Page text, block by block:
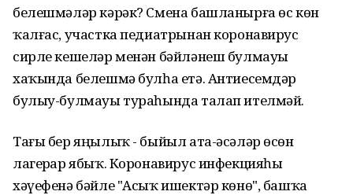
белешмәләр кәрәк? Смена башланырға өс көн
ҡалғас, участка педиатрынан коронавирус
сирле кешеләр менән бәйләнеш булмауы
хаҡында белешмә булһа етә. Антиесемдәр
булыу-булмауы тураһында талап ителмәй.
Тағы бер яңылыҡ - быйыл ата-әсәләр өсөн
лагерҙар ябыҡ. Коронавирус инфекцияһы
хәүефенә бәйле "Асыҡ ишектәр көнө", башҡа